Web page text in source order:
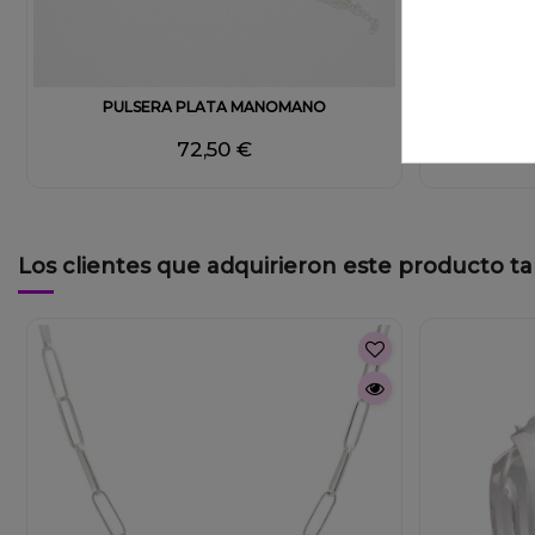
PULSERA PLATA MANOMANO
72,50 €
Los clientes que adquirieron este producto